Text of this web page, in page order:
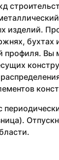
изделий.
Вы